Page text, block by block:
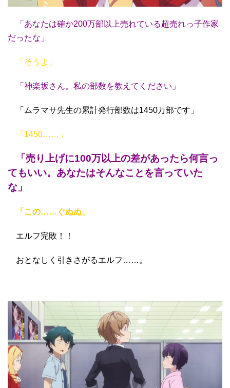
「あなたは確か200万部以上売れている超売れっ子作家
だったな」
「そうよ」
「神楽坂さん。私の部数を教えてください」
「ムラマサ先生の累計発行部数は1450万部です」
「1450……」
「売り上げに100万以上の差があったら何言っ
てもいい。あなたはそんなことを言っていた
な」
「この……ぐぬぬ」
エルフ完敗！！
おとなしく引きさがるエルフ……。